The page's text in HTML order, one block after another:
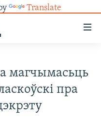
Translate
магчымасьць
пра